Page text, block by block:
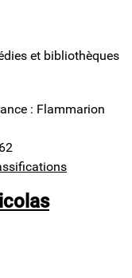
et bibliothèques
: Flammarion